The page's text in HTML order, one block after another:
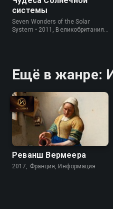
системы
Seven Wonders of the Solar
System • 2011, Великобритания,
Ещё в жанре:
Реванш Вермеера
2017, Франция, Информация